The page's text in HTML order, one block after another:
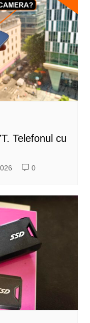
Telefonul cu
0